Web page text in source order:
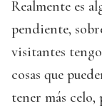
Realmente es
pendiente,
visitantes
cosas que
tener más celo,